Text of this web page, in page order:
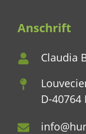
Anschrift
Claudia
D-40764